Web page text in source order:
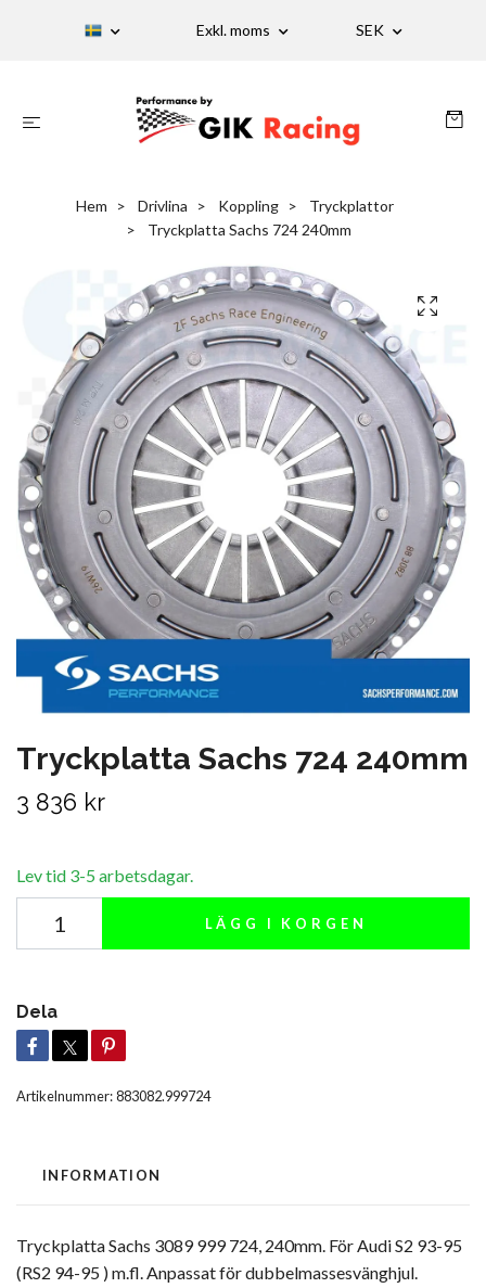
Exkl. moms SEK
Hem Drivlina Koppling
Tryckplattor
Tryckplatta Sachs 724 240mm
Tryckplatta Sachs 724 240mm
3 836 kr
Lev tid 3-5 arbetsdagar.
LÄGG I KORGEN
Dela
Artikelnummer:883082.999724
INFORMATION
Tryckplatta Sachs 3089 999 724, 240mm. För Audi S2 93-95
(RS2 94-95 ) m.fl. Anpassat för dubbelmassesvänghjul.